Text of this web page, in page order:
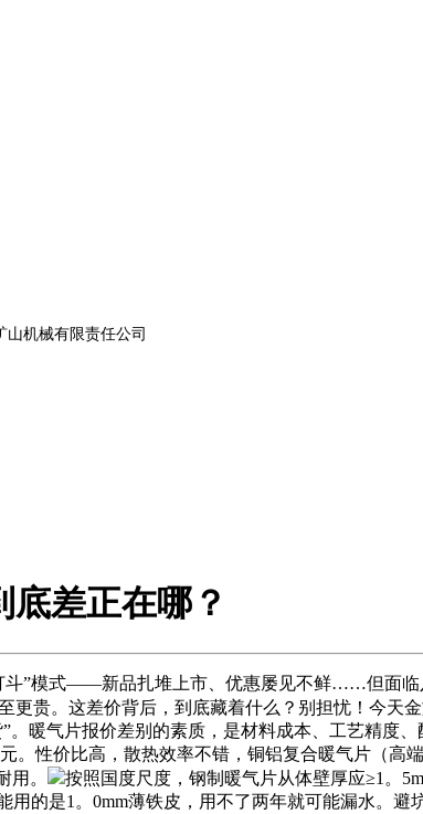
山机械有限责任公司
差正在哪？
模式——新品扎堆上市、优惠屡见不鲜……但面临
更贵。这差价背后，到底藏着什么？别担忧！今天
。暖气片报价差别的素质，是材料成本、工艺精
。性价比高，散热效率不错，铜铝复合暖气片（
用。
按照国度尺度，钢制暖气片从体壁厚应≥1。
用的是1。0mm薄铁皮，用不了两年就可能漏水。